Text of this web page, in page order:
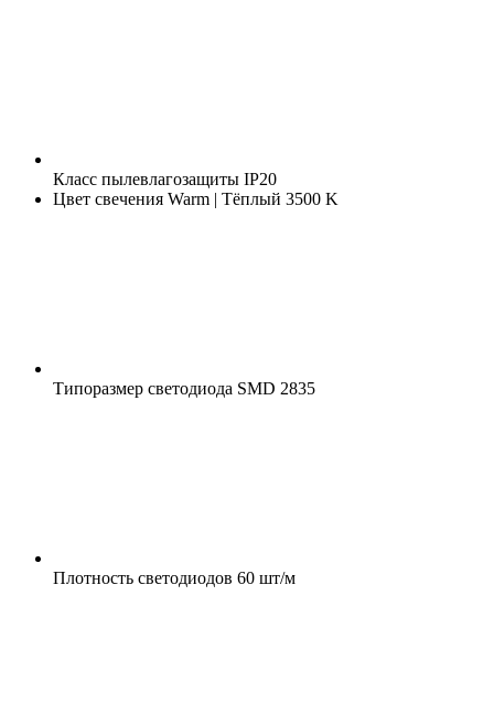
Класс пылевлагозащиты IP20
Цвет свечения Warm | Тёплый 3500 K
Типоразмер светодиода SMD 2835
Плотность светодиодов 60 шт/м